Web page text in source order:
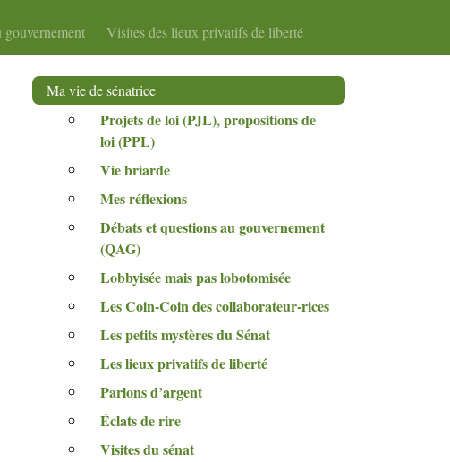
gouvernement Visites des lieux privatifs de liberté
Ma vie de sénatrice
Projets de loi (PJL), propositions de
loi (PPL)
Vie briarde
Mes réflexions
Débats et questions au gouvernement
(QAG)
Lobbyisée mais pas lobotomisée
Les Coin-Coin des collaborateur-rices
Les petits mystères du Sénat
Les lieux privatifs de liberté
Parlons d’argent
Éclats de rire
Visites du sénat